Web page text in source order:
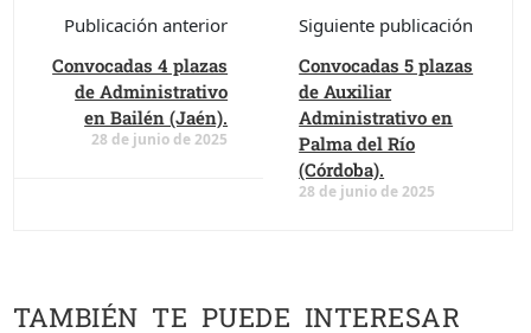
Publicación anterior
Convocadas 4 plazas
de Administrativo
en Bailén (Jaén).
28 de junio de 2025
Siguiente publicación
Convocadas 5 plazas
de Auxiliar
Administrativo en
Palma del Río
(Córdoba).
28 de junio de 2025
TAMBIÉN TE PUEDE INTERESAR